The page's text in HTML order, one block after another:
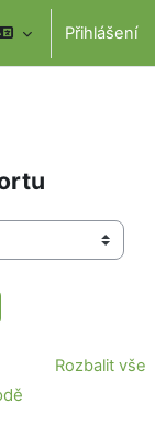
Přihlášení
kurzy
Rozbalit vše